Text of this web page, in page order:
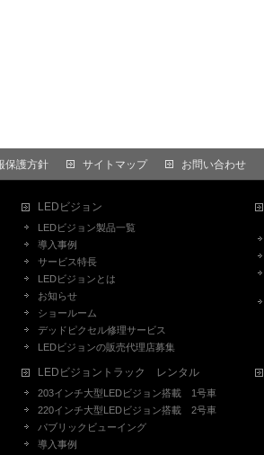
保護方針 サイトマップ お問い合わせ
LEDビジョン
LEDビジョン製品一覧
導入事例
サービス特長
LEDビジョンとは
お知らせ
ショールーム
デッドピクセル修理サービス
LEDビジョンの販売代理店募集
LEDビジョントラック レンタル
203インチ大型LEDビジョン搭載 1号車
220インチ大型LEDビジョン搭載 2号車
パブリックビューイング
導入事例